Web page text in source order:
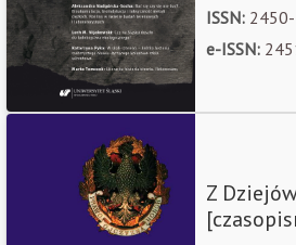
ISSN:
e-ISSN:
Z